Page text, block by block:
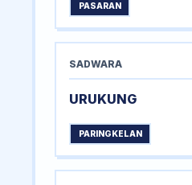
PASARAN
SADWARA
URUKUNG
PARINGKELAN